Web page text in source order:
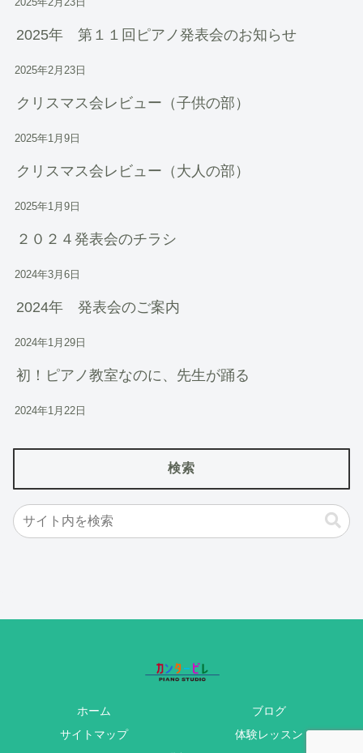
2025年 第１１回ピアノ発表会のお知らせ
2025年2月23日
クリスマス会レビュー（子供の部）
2025年1月9日
クリスマス会レビュー（大人の部）
2025年1月9日
２０２４発表会のチラシ
2024年3月6日
2024年 発表会のご案内
2024年1月29日
初！ピアノ教室なのに、先生が踊る
2024年1月22日
検索
ホーム
ブログ
サイトマップ
体験レッスン